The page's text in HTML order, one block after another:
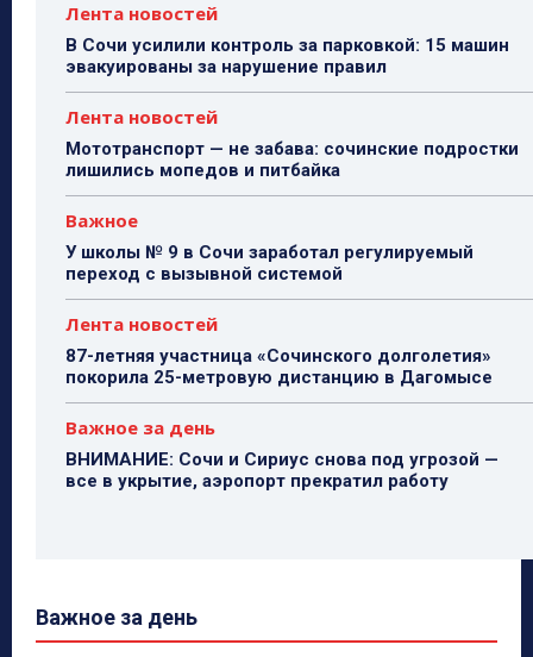
Лента новостей
В Сочи усилили контроль за парковкой: 15 машин
эвакуированы за нарушение правил
Лента новостей
Мототранспорт — не забава: сочинские подростки
лишились мопедов и питбайка
Важное
У школы № 9 в Сочи заработал регулируемый
переход с вызывной системой
Лента новостей
87-летняя участница «Сочинского долголетия»
покорила 25-метровую дистанцию в Дагомысе
Важное за день
ВНИМАНИЕ: Сочи и Сириус снова под угрозой —
все в укрытие, аэропорт прекратил работу
Важное за день